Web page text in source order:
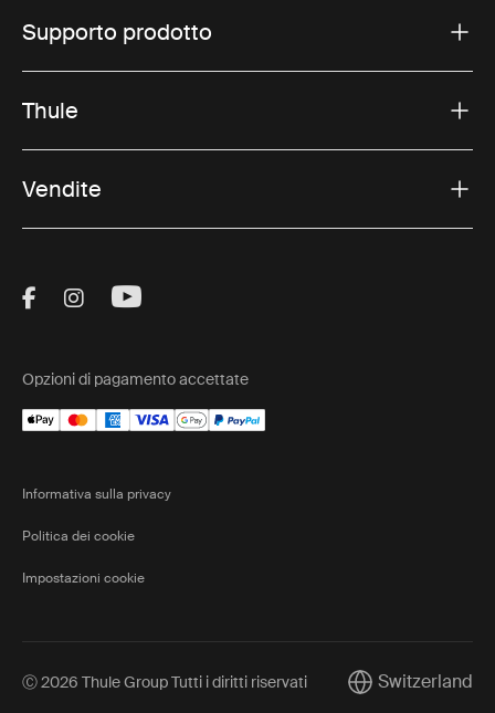
Supporto prodotto
Thule
Vendite
Visit Thule on Facebook (external link)
Visit Thule on Instagram (external link)
Visit Thule on Youtube (external
Opzioni di pagamento accettate
Informativa sulla privacy
Politica dei cookie
Impostazioni cookie
Ⓒ 2026 Thule Group Tutti i diritti riservati Current market/
Switzerland